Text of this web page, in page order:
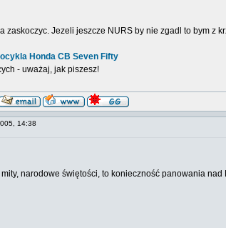
zaskoczyc. Jezeli jeszcze NURS by nie zgadl to bym z
Honda CB Seven Fifty
- uważaj, jak piszesz!
14:38
narodowe świętości, to konieczność panowania